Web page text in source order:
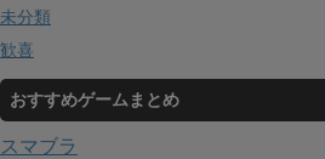
未分類
歓喜
おすすめゲームまとめ
スマブラ